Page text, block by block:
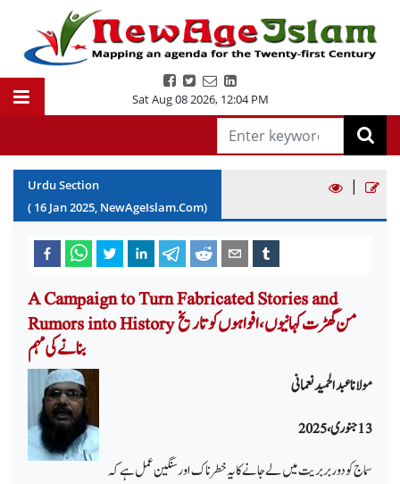
Sat Aug 08 2026, 12:04 PM
Urdu Section
( 16 Jan2025, NewAgeIslam.Com)
|
A Campaign to Turn Fabricated Stories and
Rumors into History من گھڑت کہانیوں، افواہوں کو تاریخ
بنانے کی مہم
مولانا عبدالحمید نعمانی
13جنوری، 2025
سماج کو دور بربریت میں لے جانے کا یہ خطرناک اور سنگین عمل ہے کہ